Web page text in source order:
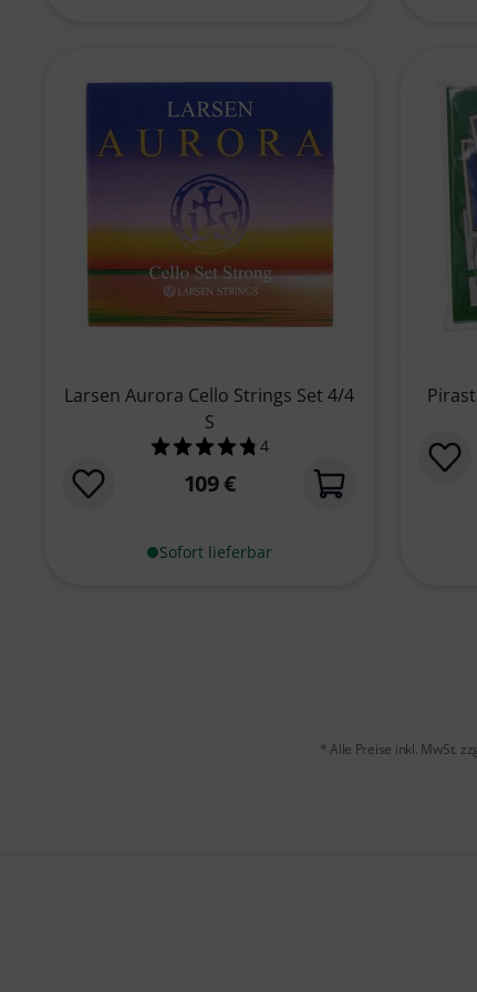
Larsen Aurora Cello Strings Set 4/4
S
4.8 von 5 Sternen aus 4
4
109 €
Sofort lieferbar
* Alle Preise inkl. MwSt.